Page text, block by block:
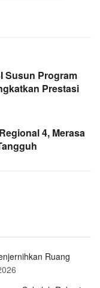
Susun Program
Prestasi
4, Merasa
Ruang